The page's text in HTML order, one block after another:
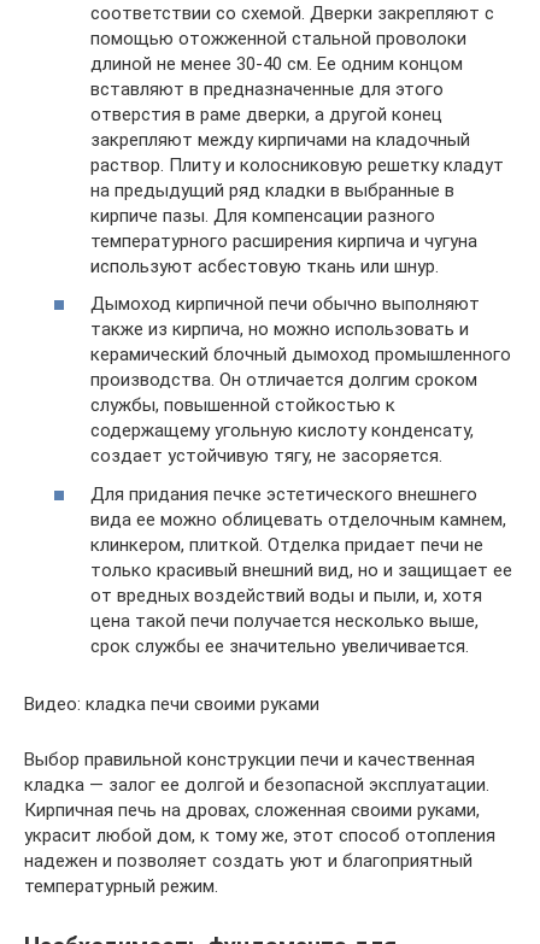
соответствии со схемой. Дверки закрепляют с
помощью отожженной стальной проволоки
длиной не менее 30-40 см. Ее одним концом
вставляют в предназначенные для этого
отверстия в раме дверки, а другой конец
закрепляют между кирпичами на кладочный
раствор. Плиту и колосниковую решетку кладут
на предыдущий ряд кладки в выбранные в
кирпиче пазы. Для компенсации разного
температурного расширения кирпича и чугуна
используют асбестовую ткань или шнур.
Дымоход кирпичной печи обычно выполняют
также из кирпича, но можно использовать и
керамический блочный дымоход промышленного
производства. Он отличается долгим сроком
службы, повышенной стойкостью к
содержащему угольную кислоту конденсату,
создает устойчивую тягу, не засоряется.
Для придания печке эстетического внешнего
вида ее можно облицевать отделочным камнем,
клинкером, плиткой. Отделка придает печи не
только красивый внешний вид, но и защищает ее
от вредных воздействий воды и пыли, и, хотя
цена такой печи получается несколько выше,
срок службы ее значительно увеличивается.
Видео: кладка печи своими руками
Выбор правильной конструкции печи и качественная
кладка — залог ее долгой и безопасной эксплуатации.
Кирпичная печь на дровах, сложенная своими руками,
украсит любой дом, к тому же, этот способ отопления
надежен и позволяет создать уют и благоприятный
температурный режим.